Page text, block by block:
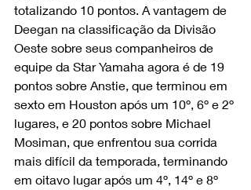
totalizando 10 pontos. A vantagem de
Deegan na classificação da Divisão
Oeste sobre seus companheiros de
equipe da Star Yamaha agora é de 19
pontos sobre Anstie, que terminou em
sexto em Houston após um 10º, 6º e 2º
lugares, e 20 pontos sobre Michael
Mosiman, que enfrentou sua corrida
mais difícil da temporada, terminando
em oitavo lugar após um 4º, 14º e 8º